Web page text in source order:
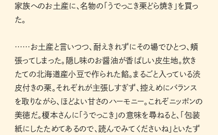
家族へのお土産に、名物の「うでっこき栗どら焼き」を買っ
た。
……お土産と言いつつ、耐えきれずにその場でひとつ、頬
張ってしまった。隠し味のお醤油が香ばしい皮生地。炊き
たての北海道産小豆で作られた餡。まるごと入っている渋
皮付きの栗。それぞれが主張しすぎず、控えめにバランス
を取りながら、ほどよい甘さのハーモニー。これぞニッポンの
美徳だ。榎本さんに「うでっこき」の意味を尋ねると、「包装
紙にしたためてあるので、読んでみてくださいね」といたず